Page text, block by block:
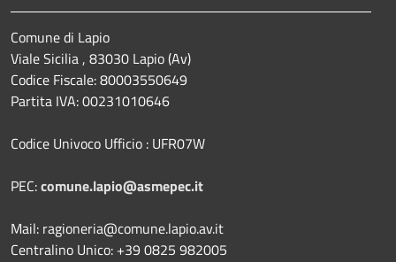
Comune di Lapio
Viale Sicilia , 83030 Lapio (Av)
Codice Fiscale: 80003550649
Partita IVA: 00231010646
Codice Univoco Ufficio : UFR07W
PEC:comune.lapio@asmepec.it
Mail: ragioneria@comune.lapio.av.it
Centralino Unico: +39 0825 982005